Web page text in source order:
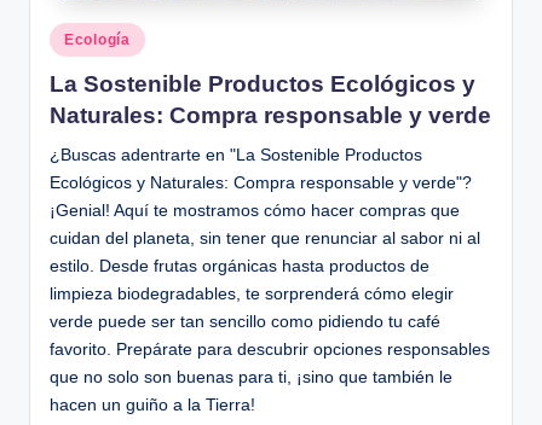
Posted
in
Ecología
La Sostenible Productos Ecológicos y
Naturales: Compra responsable y verde
¿Buscas adentrarte en "La Sostenible Productos
Ecológicos y Naturales: Compra responsable y verde"?
¡Genial! Aquí te mostramos cómo hacer compras que
cuidan del planeta, sin tener que renunciar al sabor ni al
estilo. Desde frutas orgánicas hasta productos de
limpieza biodegradables, te sorprenderá cómo elegir
verde puede ser tan sencillo como pidiendo tu café
favorito. Prepárate para descubrir opciones responsables
que no solo son buenas para ti, ¡sino que también le
hacen un guiño a la Tierra!